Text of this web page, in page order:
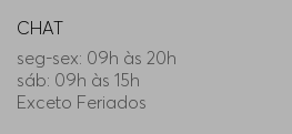
CHAT
seg-sex: 09h às 20h
sáb: 09h às 15h
Exceto Feriados